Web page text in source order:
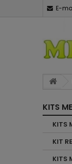
E-
KITS
KITS
KIT
KITS